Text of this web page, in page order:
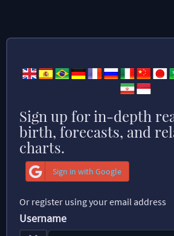
Sign up for in-depth
birth, forecasts, and
charts.
Sign in with Google
Or register using your email address
Username